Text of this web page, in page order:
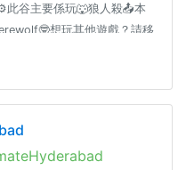
谷主要係玩🐺狼人殺📤本
想玩其他遊戲？請移